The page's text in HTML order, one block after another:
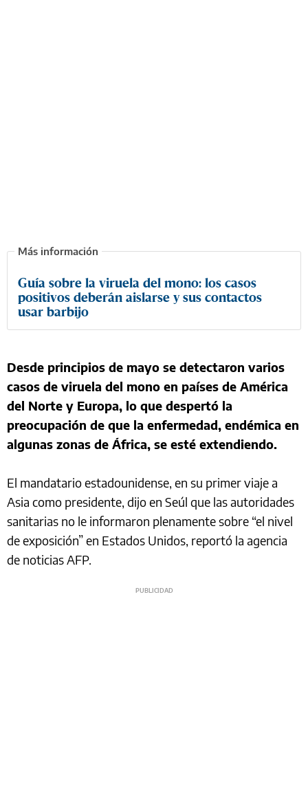
Guía sobre la viruela del mono: los casos
positivos deberán aislarse y sus contactos
usar barbijo
Desde principios de mayo se detectaron varios
casos de viruela del mono en países de América
del Norte y Europa, lo que despertó la
preocupación de que la enfermedad, endémica en
algunas zonas de África, se esté extendiendo.
El mandatario estadounidense, en su primer viaje a
Asia como presidente, dijo en Seúl que las autoridades
sanitarias no le informaron plenamente sobre “el nivel
de exposición” en Estados Unidos, reportó la agencia
de noticias AFP.